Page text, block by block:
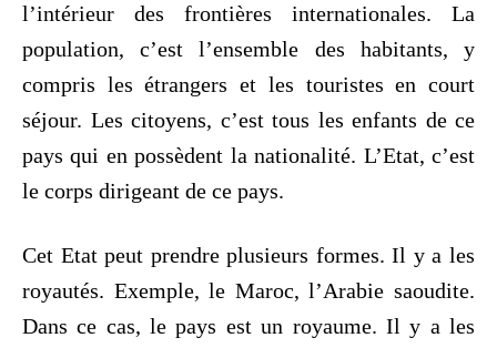
l’intérieur des frontières internationales. La
population, c’est l’ensemble des habitants, y
compris les étrangers et les touristes en court
séjour. Les citoyens, c’est tous les enfants de ce
pays qui en possèdent la nationalité. L’Etat, c’est
le corps dirigeant de ce pays.
Cet Etat peut prendre plusieurs formes. Il y a les
royautés. Exemple, le Maroc, l’Arabie saoudite.
Dans ce cas, le pays est un royaume. Il y a les